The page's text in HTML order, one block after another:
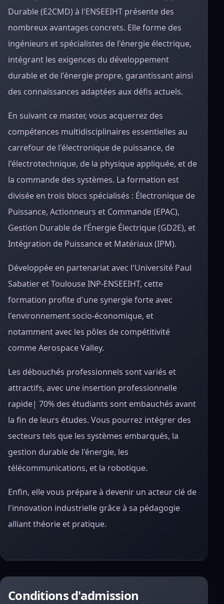
Durable (E2CMD) à l'ENSEEIHT présente des
nombreux avantages concrets. Elle forme des
ingénieurs et spécialistes de l'énergie électrique,
intégrant les exigences du développement
durable et de l'énergie propre, garantissant ainsi
des connaissances adaptées aux défis actuels.
En suivant ce master, vous acquerrez des
compétences multidisciplinaires essentielles au
carrefour de l'électronique de puissance, de
l'électrotechnique, de la physique appliquée, et de
la commande des systèmes. La formation est
divisée en trois blocs spécialisés : Électronique de
Puissance, Actionneurs et Commande (EPAC),
Gestion Durable de l’Énergie Électrique (GD2E), et
Intégration de Puissance et Matériaux (IPM).
Développée en partenariat avec l'Université Paul
Sabatier et Toulouse INP-ENSEEIHT, cette
formation profite d'une synergie forte avec
l'environnement socio-économique, et
notamment avec les pôles de compétitivité
comme Aerospace Valley.
Les débouchés professionnels sont variés et
attractifs, avec une insertion professionnelle
rapide| 70% des étudiants sont embauchés avant
la fin de leurs études. Vous pourrez intégrer des
secteurs tels que les systèmes embarqués, la
gestion durable de l'énergie, les
télécommunications, et la robotique.
Enfin, elle vous prépare à devenir un acteur clé de
l'innovation industrielle grâce à sa pédagogie
alliant théorie et pratique.
Conditions d'admission